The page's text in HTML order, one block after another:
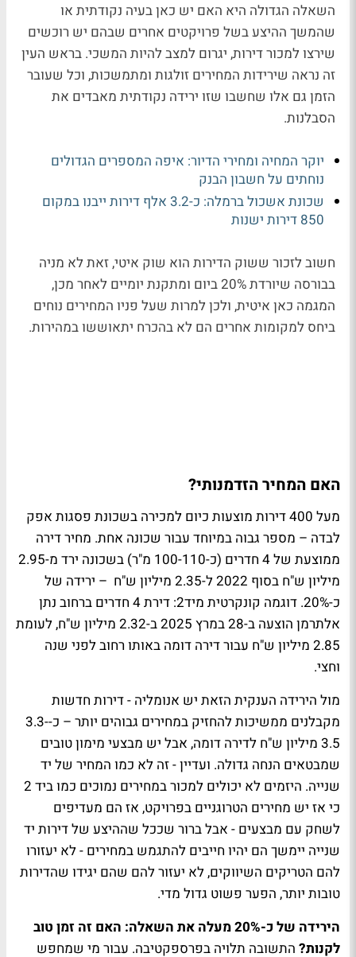
השאלה הגדולה היא האם יש כאן בעיה נקודתית או
שהמשך ההיצע בשל פרויקטים אחרים שבהם יש רוכשים
שירצו למכור דירות, יגרום למצב להיות המשכי. בראש העין
זה נראה שירידות המחירים זולגות ומתמשכות, וכל שעובר
הזמן גם אלו שחשבו שזו ירידה נקודתית מאבדים את
הסבלנות.
יוקר המחיה ומחירי הדיור: איפה המספרים הגדולים
נוחתים על חשבון הבנק
שכונת אשכול ברמלה: כ-3.2 אלף דירות ייבנו במקום
850 דירות ישנות
חשוב לזכור ששוק הדירות הוא שוק איטי, זאת לא מניה
בבורסה שיורדת 20% ביום ומתקנת יומיים לאחר מכן,
המגמה כאן איטית, ולכן למרות שעל פניו המחירים נוחים
ביחס למקומות אחרים הם לא בהכרח יתאוששו במהירות.
האם המחיר הזדמנותי?
מעל 400 דירות מוצעות כיום למכירה בשכונת פסגות אפק
לבדה – מספר גבוה במיוחד עבור שכונה אחת. מחיר דירה
ממוצעת של 4 חדרים (כ-100-110 מ"ר) בשכונה ירד מ-2.95
מיליון ש"ח בסוף 2022 ל-2.35 מיליון ש"ח – ירידה של
כ-20%. דוגמה קונקרטית מיד2: דירת 4 חדרים ברחוב נתן
אלתרמן הוצעה ב-28 במרץ 2025 ב-2.32 מיליון ש"ח, לעומת
2.85 מיליון ש"ח עבור דירה דומה באותו רחוב לפני שנה
וחצי.
מול הירידה הענקית הזאת יש אנומליה - דירות חדשות
מקבלנים ממשיכות להחזיק במחירים גבוהים יותר – כ-3.3-
3.5 מיליון ש"ח לדירה דומה, אבל יש מבצעי מימון טובים
שמבטאים הנחה גדולה. ועדיין - זה לא כמו המחיר של יד
שנייה. היזמים לא יכולים למכור במחירים נמוכים כמו ביד 2
כי אז יש מחירים הטרוגניים בפרויקט, אז הם מעדיפים
לשחק עם מבצעים - אבל ברור שככל שההיצע של דירות יד
שנייה יימשך הם יהיו חייבים להתגמש במחירים - לא יעזורו
להם הטריקים השיווקים, לא יעזור להם שהם יגידו שהדירות
טובות יותר, הפער פשוט גדול מדי.
הירידה של כ-20% מעלה את השאלה: האם זה זמן טוב
לקנות? התשובה תלויה בפרספקטיבה. עבור מי שמחפש